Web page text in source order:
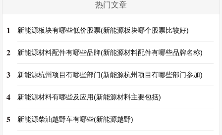
热门文章
1 新能源板块有哪些低价股票(新能源板块哪个股票比较好)
2 新能源材料配件有哪些品牌(新能源材料配件有哪些品牌名称)
3 新能源杭州项目有哪些部门(新能源杭州项目有哪些部门参加)
4 新能源材料有哪些及应用(新能源材料主要包括)
5 新能源柴油越野车有哪些(新能源越野)